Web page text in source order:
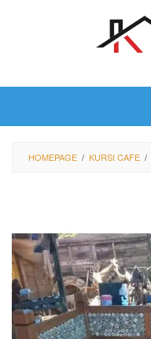
HOMEPAGE / KURSI CAFE /